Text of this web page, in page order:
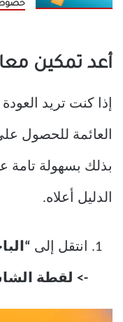
أعد تمكين
إذا كنت تريد
العائمة للحصول
بذلك بسهولة تامة
الدليل أعلاه.
انتقل إلى
-> لقطة